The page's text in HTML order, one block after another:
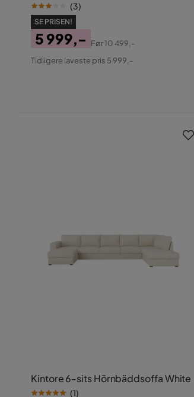
(3)
SE PRISEN!
Pris
5 999,-
Original
Før10 499,-
Tidligere laveste pris 5 999,-
Kintore 6-sits Hörnbäddsoffa White
(1)